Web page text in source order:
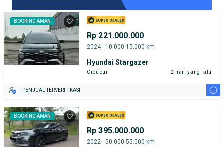
BOOKING AMAN
Rp 221.000.000
2024 - 10.000-15.000 km
Hyundai Stargazer
Cibubur 2 hari yang lalu
PENJUAL TERVERIFIKASI i
BOOKING AMAN
Rp 395.000.000
2022 - 50.000-55.000 km